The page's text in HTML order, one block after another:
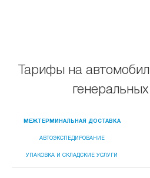
Тарифы на
генеральных
МЕЖТЕРМИНАЛЬНАЯ ДОСТАВКА
АВТОЭКСПЕДИРОВАНИЕ
УПАКОВКА И СКЛАДСКИЕ УСЛУГИ